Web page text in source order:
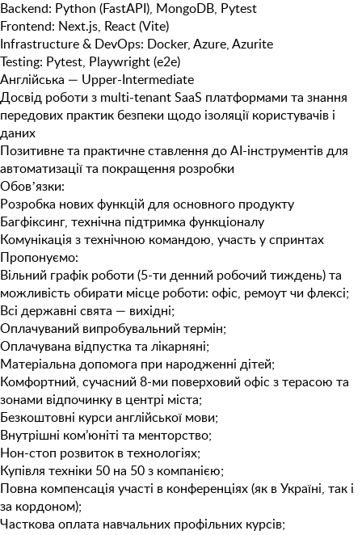
Backend: Python (FastAPI), MongoDB, Pytest
Frontend: Next.js, React (Vite)
Infrastructure & DevOps: Docker, Azure, Azurite
Testing: Pytest, Playwright (e2e)
Англійська — Upper-Intermediate
Досвід роботи з multi-tenant SaaS платформами та знання
передових практик безпеки щодо ізоляції користувачів і
даних
Позитивне та практичне ставлення доAI-інструментівдля
автоматизації та покращення розробки
Обовʼязки:
Розробка нових функцій для основного продукту
Багфіксинг, технічна підтримка функціоналу
Комунікація з технічною командою, участь у спринтах
Пропонуємо:
Вільний графік роботи (5-ти денний робочий тиждень) та
можливість обирати місце роботи: офіс, ремоут чи флексі;
Всі державні свята — вихідні;
Оплачуваний випробувальний термін;
Оплачувана відпустка та лікарняні;
Матеріальна допомога при народженні дітей;
Комфортний, сучасний 8-ми поверховий офіс з терасою та
зонами відпочинку в центрі міста;
Безкоштовнi курси англійської мови;
Внутрішні ком’юніті та менторство;
Нон-стоп розвиток в технологіях;
Купівля техніки 50 на 50 з компанією;
Повна компенсація участі в конференціях (як в Україні, так і
за кордоном);
Часткова оплата навчальних профільних курсів;